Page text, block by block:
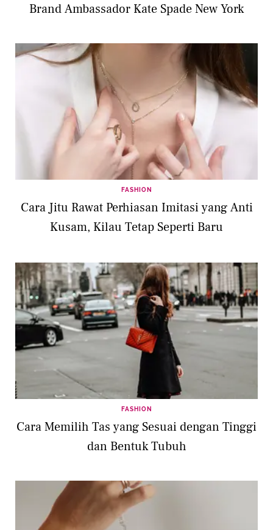
Brand Ambassador Kate Spade New York
FASHION
Cara Jitu Rawat Perhiasan Imitasi yang Anti
Kusam, Kilau Tetap Seperti Baru
FASHION
Cara Memilih Tas yang Sesuai dengan Tinggi
dan Bentuk Tubuh